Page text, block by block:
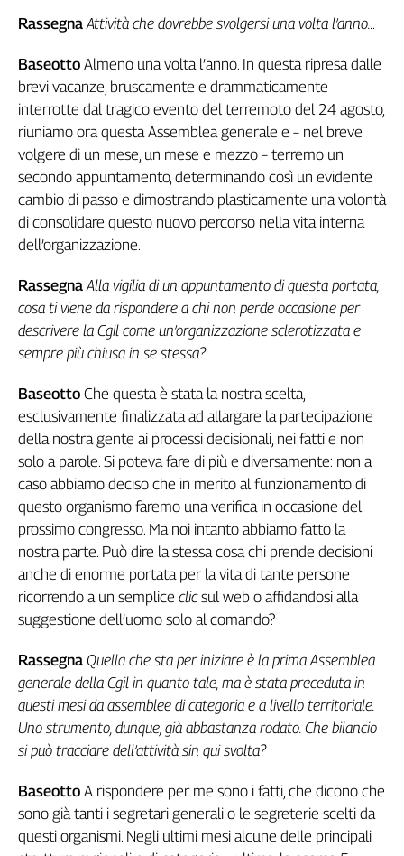
in
L'Italia
nel
Lavoro
Territori
Abruzzo-
Alto
Basilicata
Calabria
Campania
Emilia-
Romagna
Venezia
Giulia
Lazio
Liguria
Lombardia
Marche
Piemonte
Puglia
Sardegna
Sicilia
Toscana
Umbria
Valle
D'Aosta
Veneto
Storico
2014
Rassegna Attività che dovrebbe svolgersi una volta l’anno…
Baseotto Almeno una volta l’anno. In questa ripresa dalle
brevi vacanze, bruscamente e drammaticamente
interrotte dal tragico evento del terremoto del 24 agosto,
riuniamo ora questa Assemblea generale e – nel breve
volgere di un mese, un mese e mezzo – terremo un
secondo appuntamento, determinando così un evidente
cambio di passo e dimostrando plasticamente una volontà
di consolidare questo nuovo percorso nella vita interna
dell’organizzazione.
Rassegna Alla vigilia di un appuntamento di questa portata,
cosa ti viene da rispondere a chi non perde occasione per
descrivere la Cgil come un’organizzazione sclerotizzata e
sempre più chiusa in se stessa?
Baseotto Che questa è stata la nostra scelta,
esclusivamente finalizzata ad allargare la partecipazione
della nostra gente ai processi decisionali, nei fatti e non
solo a parole. Si poteva fare di più e diversamente: non a
caso abbiamo deciso che in merito al funzionamento di
questo organismo faremo una verifica in occasione del
prossimo congresso. Ma noi intanto abbiamo fatto la
nostra parte. Può dire la stessa cosa chi prende decisioni
anche di enorme portata per la vita di tante persone
ricorrendo a un semplice clicsul web o affidandosi alla
suggestione dell’uomo solo al comando?
Rassegna Quella che sta per iniziare è la prima Assemblea
generale della Cgil in quanto tale, ma è stata preceduta in
questi mesi da assemblee di categoria e a livello territoriale.
Uno strumento, dunque, già abbastanza rodato. Che bilancio
si può tracciare dell’attività sin qui svolta?
Baseotto A rispondere per me sono i fatti, che dicono che
sono già tanti i segretari generali o le segreterie scelti da
questi organismi. Negli ultimi mesi alcune delle principali